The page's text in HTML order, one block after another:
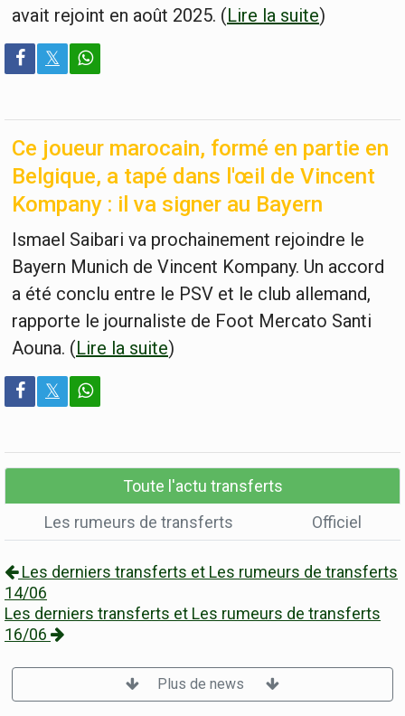
avait rejoint en août 2025. (Lire la suite)
𝕏
Ce joueur marocain, formé en partie en
Belgique, a tapé dans l'œil de Vincent
Kompany : il va signer au Bayern
Ismael Saibari va prochainement rejoindre le
Bayern Munich de Vincent Kompany. Un accord
a été conclu entre le PSV et le club allemand,
rapporte le journaliste de Foot Mercato Santi
Aouna. (Lire la suite)
𝕏
Toute l'actu transferts
Les rumeurs de transferts
Officiel
Les derniers transferts et Les rumeurs de transferts
14/06
Les derniers transferts et Les rumeurs de transferts
16/06
Plus de news